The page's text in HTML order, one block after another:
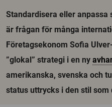
Standardisera eller anpassa
är frågan för många
Företagsekonom Sofia
”glokal” strategi i en ny
amerikanska, svenska och
status uttrycks i den stil som